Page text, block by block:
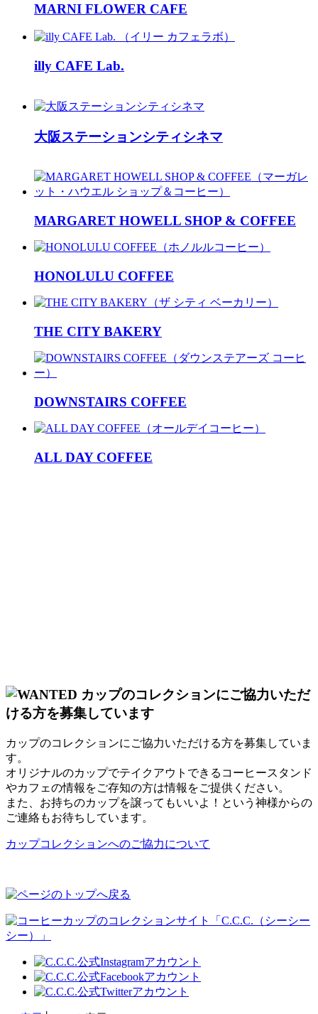
MARNI FLOWER CAFE
illy CAFE Lab.
大阪ステーションシティシネマ
MARGARET HOWELL SHOP & COFFEE
HONOLULU COFFEE
THE CITY BAKERY
DOWNSTAIRS COFFEE
ALL DAY COFFEE
カップのコレクションにご協力いただける方を募集していま
す。
オリジナルのカップでテイクアウトできるコーヒースタンド
やカフェの情報をご存知の方は情報をご提供ください。
また、お持ちのカップを譲ってもいいよ！という神様からの
ご連絡もお待ちしています。
カップコレクションへのご協力について